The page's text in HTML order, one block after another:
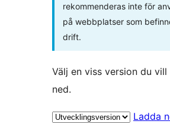
rekommenderas inte för
på webbplatser som
drift.
Välj en viss version du vill
ned.
Ladda